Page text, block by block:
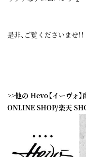
是非、ご覧くださいませ！！
>>他の Hevo【イーヴォ
ONLINE SHOP/楽天